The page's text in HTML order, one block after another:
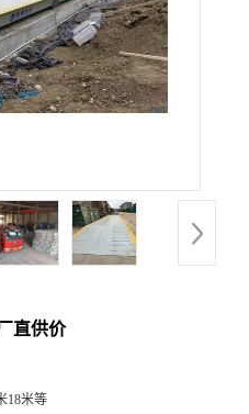
直供价
18米等